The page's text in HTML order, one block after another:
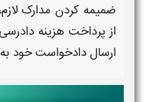
ضمیمه کردن مدارک
از پرداخت هزینه
ارسالدادخواستخود به